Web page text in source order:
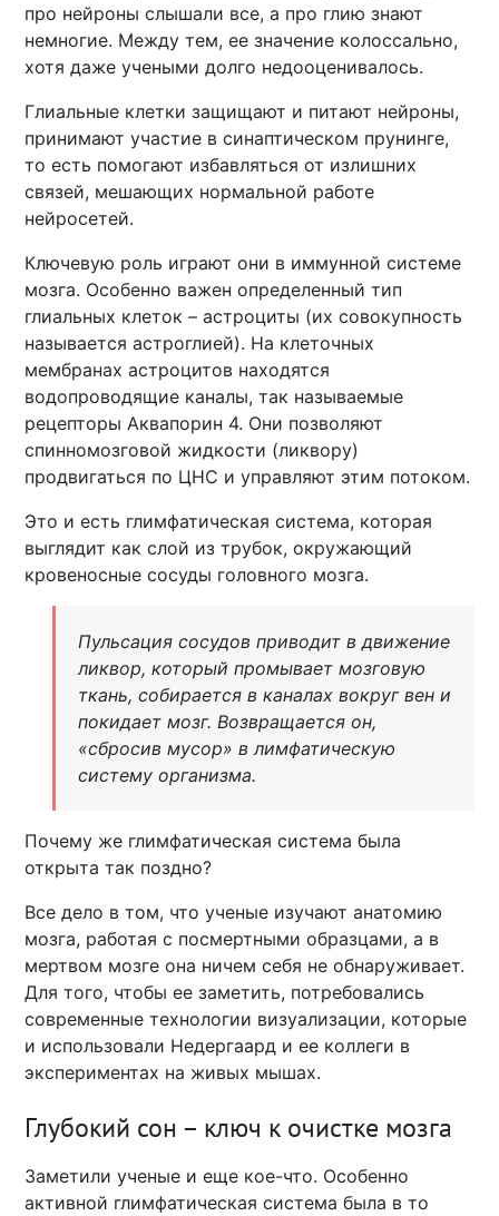
про нейроны слышали все, а про глию знают
немногие. Между тем, ее значение колоссально,
хотя даже учеными долго недооценивалось.
Глиальные клетки защищают и питают нейроны,
принимают участие в синаптическом прунинге,
то есть помогают избавляться от излишних
связей, мешающих нормальной работе
нейросетей.
Ключевую роль играют они в иммунной системе
мозга. Особенно важен определенный тип
глиальных клеток – астроциты (их совокупность
называется астроглией). На клеточных
мембранах астроцитов находятся
водопроводящие каналы, так называемые
рецепторы Аквапорин 4. Они позволяют
спинномозговой жидкости (ликвору)
продвигаться по ЦНС и управляют этим потоком.
Это и есть глимфатическая система, которая
выглядит как слой из трубок, окружающий
кровеносные сосуды головного мозга.
Пульсация сосудов приводит в движение
ликвор, который промывает мозговую
ткань, собирается в каналах вокруг вен и
покидает мозг. Возвращается он,
«сбросив мусор» в лимфатическую
систему организма.
Почему же глимфатическая система была
открыта так поздно?
Все дело в том, что ученые изучают анатомию
мозга, работая с посмертными образцами, а в
мертвом мозге она ничем себя не обнаруживает.
Для того, чтобы ее заметить, потребовались
современные технологии визуализации, которые
и использовали Недергаард и ее коллеги в
экспериментах на живых мышах.
Глубокий сон – ключ к очистке мозга
Заметили ученые и еще кое-что. Особенно
активной глимфатическая система была в то